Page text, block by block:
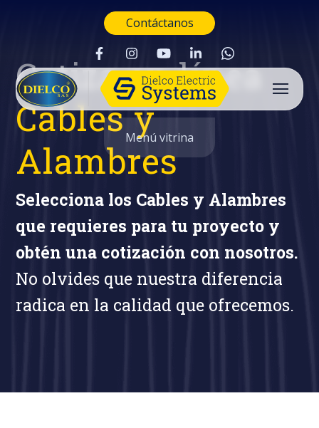
Contáctanos
Buscar
Menú vitrina
Cotiza en línea
Cables y
Alambres
Selecciona los Cables y Alambres
que requieres para tu proyecto y
obtén una cotización con nosotros.
No olvides que nuestra diferencia
radica en la calidad que ofrecemos.